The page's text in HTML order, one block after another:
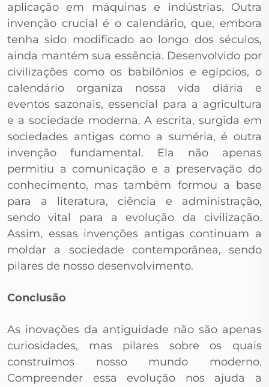
aplicação em máquinas e indústrias. Outra
invenção crucial é o calendário, que, embora
tenha sido modificado ao longo dos séculos,
ainda mantém sua essência. Desenvolvido por
civilizações como os babilônios e egípcios, o
calendário organiza nossa vida diária e
eventos sazonais, essencial para a agricultura
e a sociedade moderna. A escrita, surgida em
sociedades antigas como a suméria, é outra
invenção fundamental. Ela não apenas
permitiu a comunicação e a preservação do
conhecimento, mas também formou a base
para a literatura, ciência e administração,
sendo vital para a evolução da civilização.
Assim, essas invenções antigas continuam a
moldar a sociedade contemporânea, sendo
pilares de nosso desenvolvimento.
Conclusão
As inovações da antiguidade não são apenas
curiosidades, mas pilares sobre os quais
construímos nosso mundo moderno.
Compreender essa evolução nos ajuda a